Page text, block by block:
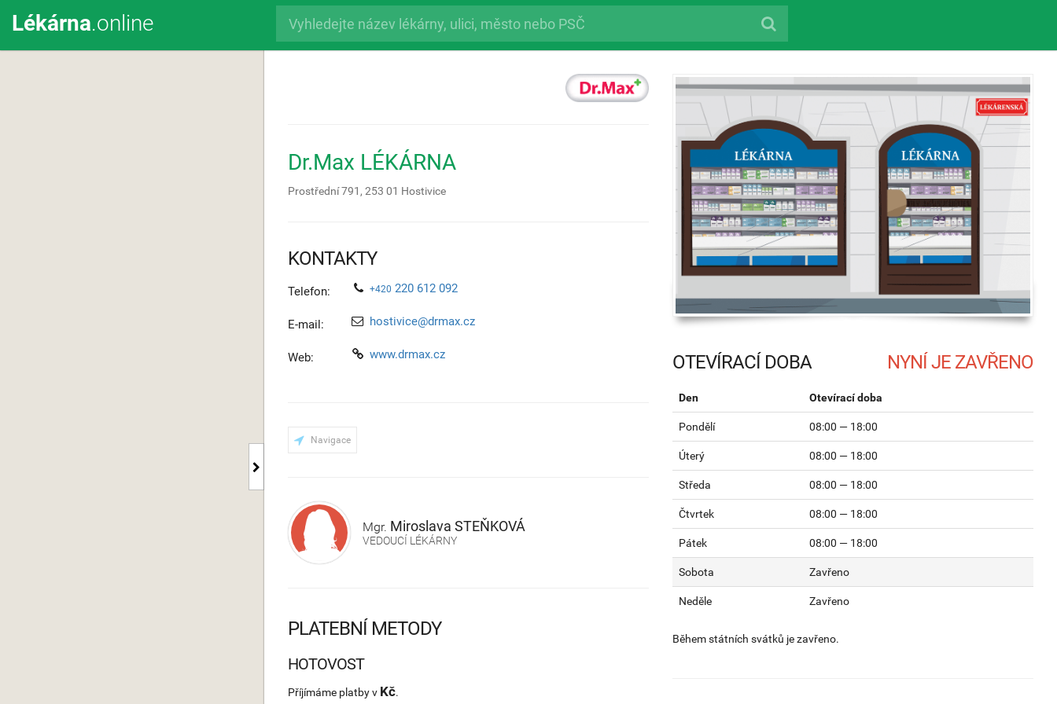
Lékárna.online
Dr.Max LÉKÁRNA
Prostřední 791, 253 01 Hostivice
KONTAKTY
Telefon: +420 220 612 092
E-mail: hostivice@drmax.cz
Web: www.drmax.cz
Navigace
Mgr. Miroslava STEŇKOVÁ
VEDOUCÍ LÉKÁRNY
OTEVÍRACÍ DOBA
Den Otevírací doba
Pondělí 08:00 — 18:00
Úterý 08:00 — 18:00
Středa 08:00 — 18:00
Čtvrtek 08:00 — 18:00
Pátek 08:00 — 18:00
Sobota Zavřeno
Neděle Zavřeno
Během státních svátků je zavřeno.
PLATEBNÍ METODY
HOTOVOST
Příjímáme platby v Kč.